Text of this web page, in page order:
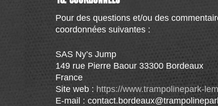
Pour des questions et/ou des
coordonnées suivantes :
SAS Ny’s Jump
149 rue Pierre Baour 33300 Bordeaux
France
Site web : https://www.trampolinepark-
E-mail :